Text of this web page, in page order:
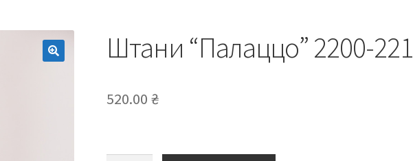
Штани “Палаццо” 2200-221
520.00 ₴